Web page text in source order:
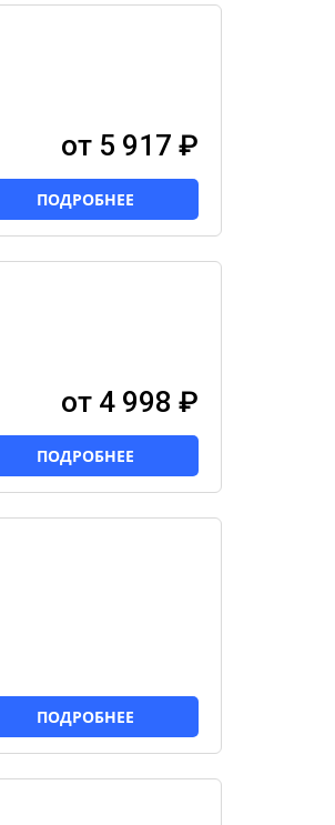
от 5 917 ₽
ПОДРОБНЕЕ
от 4 998 ₽
ПОДРОБНЕЕ
ПОДРОБНЕЕ